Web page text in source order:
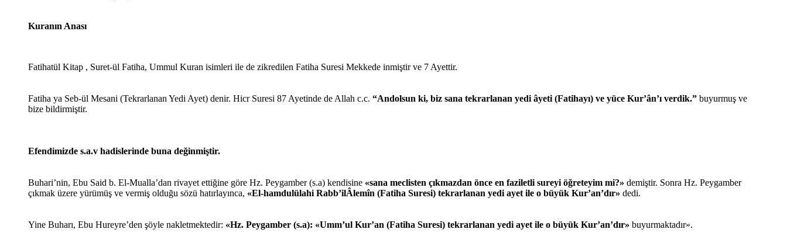
Kuranın Anası
Fatihatül Kitap , Suret-ül Fatiha, Ummul Kuran isimleri ile de zikredilen Fatiha Suresi Mekkede inmiştir ve 7 Ayettir.
Fatiha ya Seb-ül Mesani (Tekrarlanan Yedi Ayet) denir. Hicr Suresi 87 Ayetinde de Allah c.c. “Andolsun ki, biz sana tekrarlanan yedi âyeti (Fatihayı) ve yüce Kur’ân’ı verdik.” buyurmuş ve
bize bildirmiştir.
Efendimizde s.a.v hadislerinde buna değinmiştir.
Buhari’nin, Ebu Said b. El-Mualla’dan rivayet ettiğine göre Hz. Peygamber (s.a) kendisine «sana meclisten çıkmazdan önce en faziletli sureyi öğreteyim mi?» demiştir. Sonra Hz. Peygamber
çıkmak üzere yürümüş ve vermiş olduğu sözü hatırlayınca, «El-hamdulülahi Rabb’ilÂlemîn (Fatiha Suresi) tekrarlanan yedi ayet ile o büyük Kur’an’dır» dedi.
Yine Buharı, Ebu Hureyre’den şöyle nakletmektedir: «Hz. Peygamber (s.a): «Umm’ul Kur’an (Fatiha Suresi) tekrarlanan yedi ayet ile o büyük Kur’an’dır» buyurmaktadır».